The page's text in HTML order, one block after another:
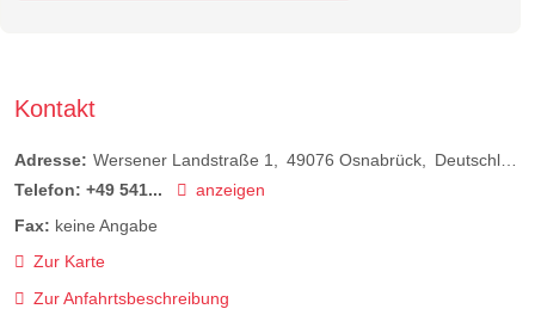
Kontakt
Adresse: Wersener Landstraße 1 49076 Osnabrück
Deutschland
Telefon: +49 541...
anzeigen
Fax: keine Angabe
Zur Karte
Zur Anfahrtsbeschreibung